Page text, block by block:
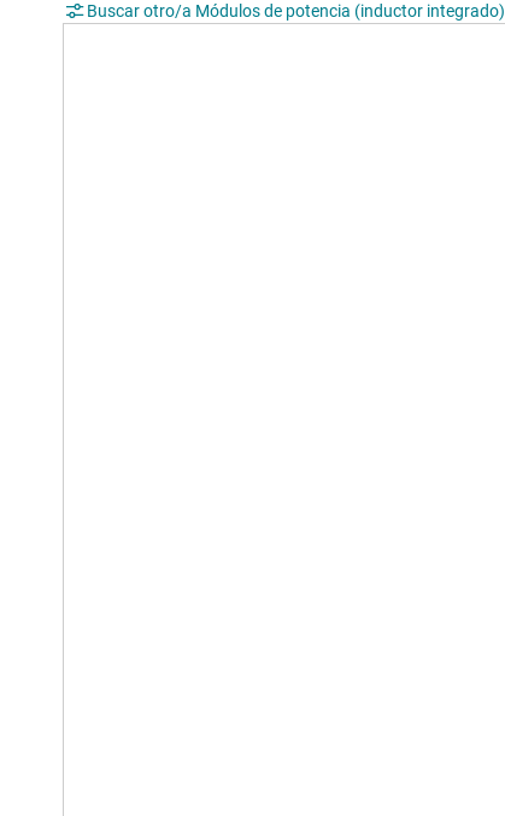
Buscar otro/a Módulos de potencia (inductor integrado)